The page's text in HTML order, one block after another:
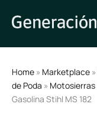
Home » Marketplace »
de Poda » Motosierras
Gasolina Stihl MS 182